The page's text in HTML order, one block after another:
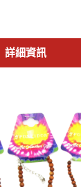
詳細資訊